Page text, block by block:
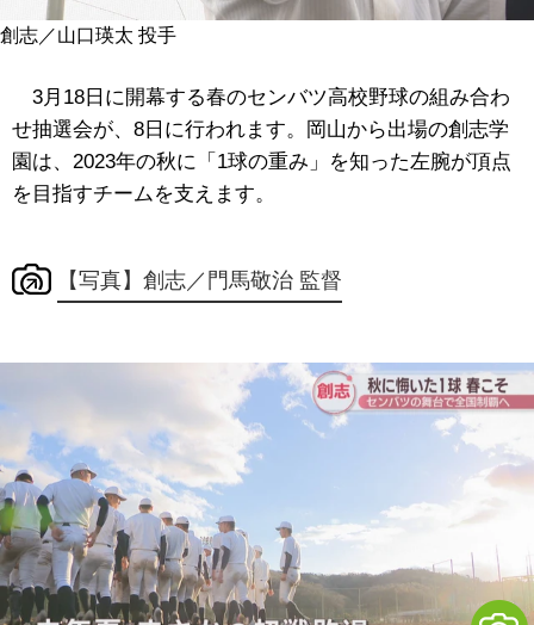
創志／山口瑛太 投手
3月18日に開幕する春のセンバツ高校野球の組み合わ
せ抽選会が、8日に行われます。岡山から出場の創志学
園は、2023年の秋に「1球の重み」を知った左腕が頂点
を目指すチームを支えます。
【写真】創志／門馬敬治 監督